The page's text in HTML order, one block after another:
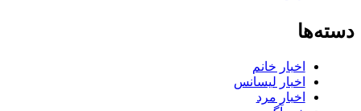
دسته‌ها
اخبار خانم
اخبار لیسانس
اخبار مرد